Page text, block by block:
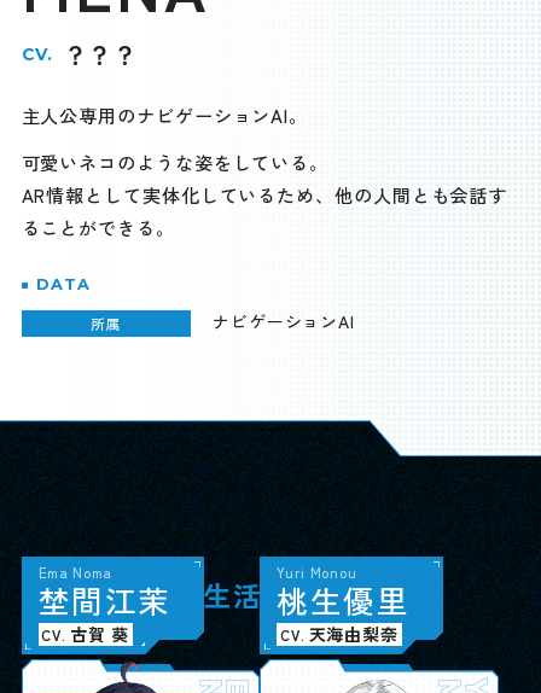
CV. ？？？
主人公専用のナビゲーションAI。
可愛いネコのような姿をしている。
AR情報として実体化しているため、他の人間とも会話す
ることができる。
DATA
所属 ナビゲーションAI
SSS（生活相談室）
Hero
主人公
CV. 小松昌平
Aruka Arisaka
有坂或花
CV. 鈴木みのり
Taki Sukina
漉名多喜
CV. 堂島颯人
Sota Kodaki
小瀧奏汰
CV. 大野智敬
Noa Hatsuse
初瀬乃愛
CV. 田嶌紗蘭
Taiga Tsukiyama
月山大河
CV. 深町寿成
Ema Noma
埜間江茉
CV. 古賀 葵
Yuri Monou
桃生優里
CV. 天海由梨奈